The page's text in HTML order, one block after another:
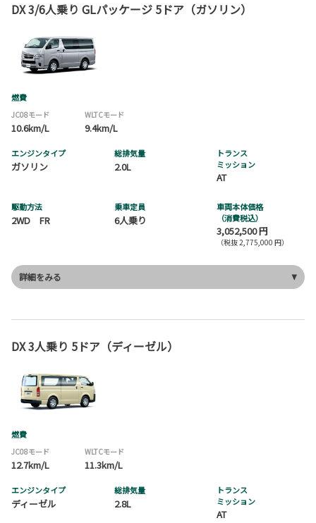
DX 3/6人乗り GLパッケージ 5ドア（ガソリン）
燃費
JC08モード
10.6km/L
WLTCモード
9.4km/L
エンジンタイプ
ガソリン
総排気量
2.0L
トランス
ミッション
AT
駆動方法
2WD FR
乗車定員
6人乗り
車両本体価格
（消費税込）
3,052,500 円
（税抜 2,775,000 円）
詳細をみる
DX 3人乗り 5ドア（ディーゼル）
燃費
JC08モード
12.7km/L
WLTCモード
11.3km/L
エンジンタイプ
ディーゼル
総排気量
2.8L
トランス
ミッション
AT